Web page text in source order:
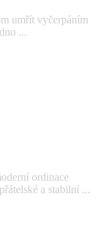
umřít vyčerpáním
...
ordinace
a stabilní ...